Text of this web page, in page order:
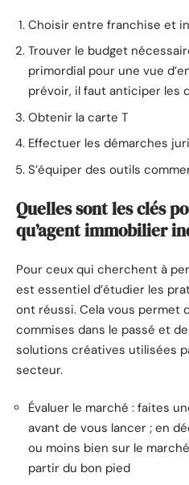
Choisir entre franchise et
Trouver le budget
primordial pour une vue
prévoir, il faut anticiper les
Obtenir la carte T
Effectuer les démarches
S’équiper des outils
Quelles sont les clés
qu’agent immobilier
Pour ceux qui cherchent à
est essentiel d’étudier les
ont réussi. Cela vous permet
commises dans le passé et
solutions créatives utilisées
secteur.
Évaluer le marché : faites
avant de vous lancer ; en
ou moins bien sur le
partir du bon pied